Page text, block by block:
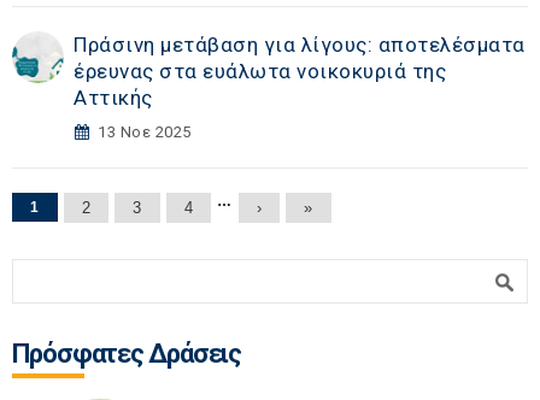
Πράσινη μετάβαση για λίγους: αποτελέσματα
έρευνας στα ευάλωτα νοικοκυριά της
Αττικής
13 Νοε 2025
Σελίδες
1 2 3 4 … › »
Πρόσφατες Δράσεις